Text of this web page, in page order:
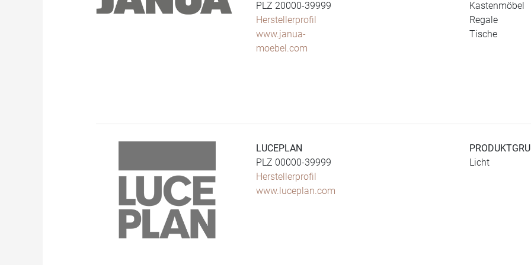
PLZ 20000-39999
Herstellerprofil
www.janua-
moebel.com
Kastenmöbel
Regale
Tische
LUCEPLAN
PLZ 00000-39999
Herstellerprofil
www.luceplan.com
Licht